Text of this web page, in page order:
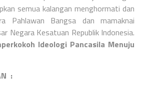
semua kalangan menghormati dan
Pahlawan Bangsa dan mamaknai
Negara Kesatuan Republik Indonesia.
Ideologi Pancasila Menuju
: